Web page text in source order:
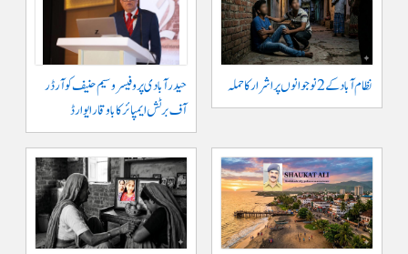
نظام آباد کے 2 نوجوانوں پر اشرار کا حملہ
حیدر آبادی پر و فیسر وسیم حنیف کو آرڈر
آف برٹش ایمپائر کا باوقار ایوارڈ